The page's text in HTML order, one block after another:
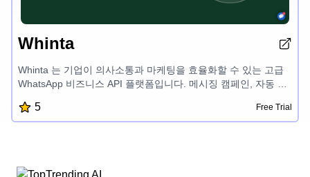
Whinta
Whinta 는 기업이 의사소통과 마케팅을 효율화할 수 있는 고급
WhatsApp 비즈니스 API 플랫폼입니다. 메시징 캠페인, 자동 응
Whinta는 귀하의 WhatsApp 운영을 자동화하고 규모를 확장할
수 있게 해줍니다. Whinta를 기존 시스템과 원활하게 통합하여
5 Free Trial